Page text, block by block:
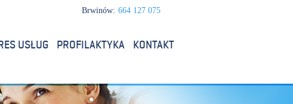
Brwinów: 664 127 075
USŁUG PROFILAKTYKA KONTAKT